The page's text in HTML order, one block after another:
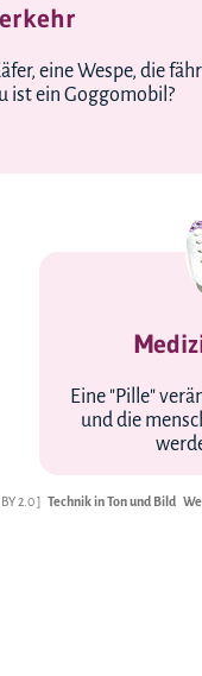
eine Wespe, die
ist ein Goggomobil?
Eine "Pille"
und die
BY 2.0] Technik in Ton und Bild